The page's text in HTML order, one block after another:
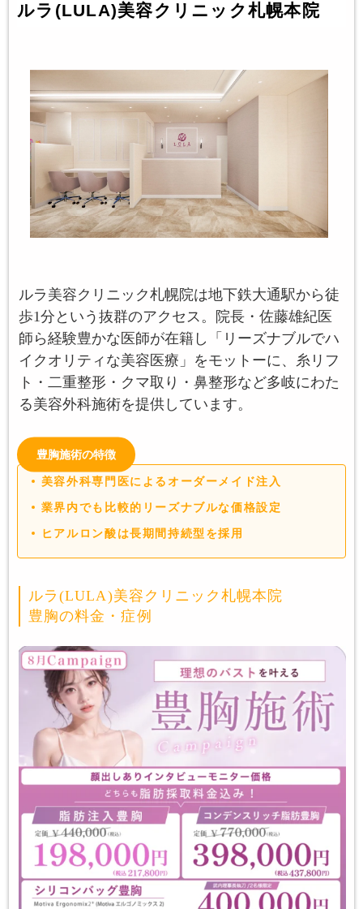
ルラ(LULA)美容クリニック札幌本院
ルラ美容クリニック札幌院は地下鉄大通駅から徒
歩1分という抜群のアクセス。院長・佐藤雄紀医
師ら経験豊かな医師が在籍し「リーズナブルでハ
イクオリティな美容医療」をモットーに、糸リフ
ト・二重整形・クマ取り・鼻整形など多岐にわた
る美容外科施術を提供しています。
豊胸施術の特徴
美容外科専門医によるオーダーメイド注入
業界内でも比較的リーズナブルな価格設定
ヒアルロン酸は長期間持続型を採用
ルラ(LULA)美容クリニック札幌本院
豊胸の料金・症例